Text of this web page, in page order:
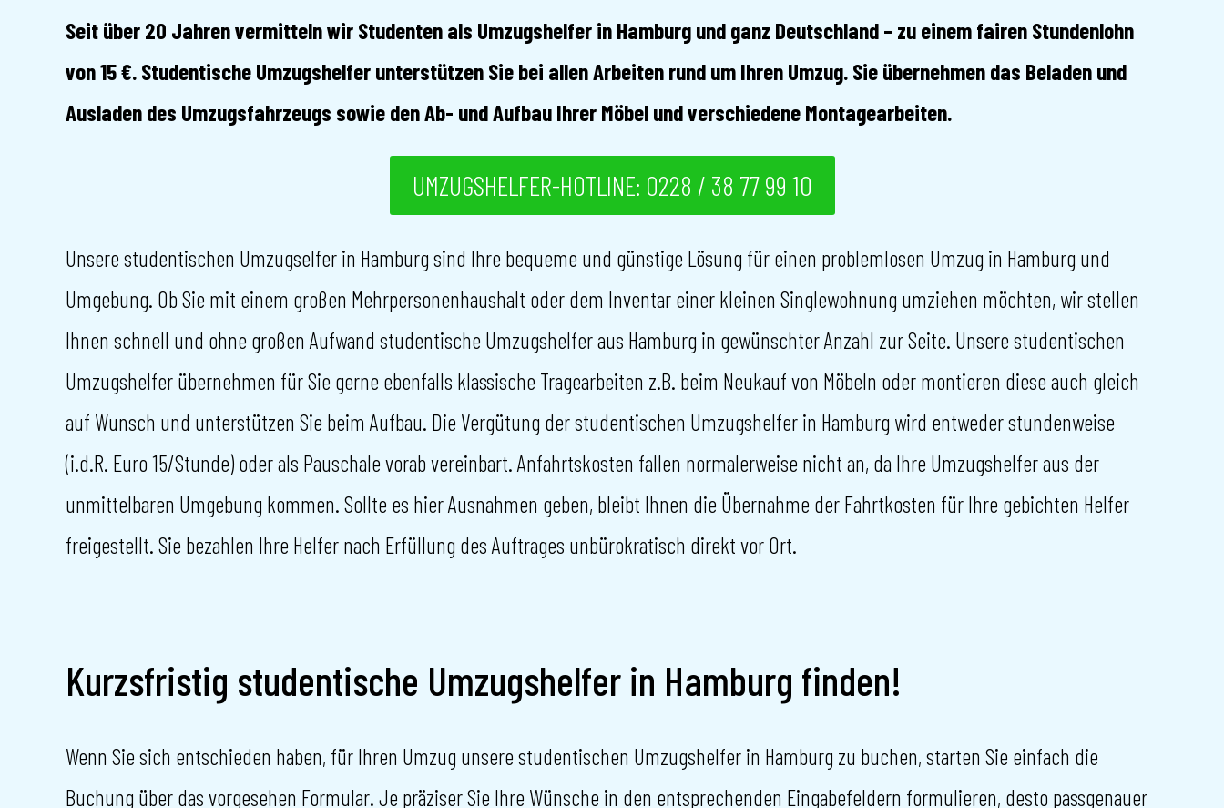
Seit über 20 Jahren vermitteln wir Studenten als Umzugshelfer in Hamburg und ganz Deutschland – zu einem fairen Stundenlohn
von 15 €. Studentische Umzugshelfer unterstützen Sie bei allen Arbeiten rund um Ihren Umzug. Sie übernehmen das Beladen und
Ausladen des Umzugsfahrzeugs sowie den Ab- und Aufbau Ihrer Möbel und verschiedene Montagearbeiten.
UMZUGSHELFER-HOTLINE: 0228 / 38 77 99 10
Unsere studentischen Umzugselfer in Hamburg sind Ihre bequeme und günstige Lösung für einen problemlosen Umzug in Hamburg und
Umgebung. Ob Sie mit einem großen Mehrpersonenhaushalt oder dem Inventar einer kleinen Singlewohnung umziehen möchten, wir stellen
Ihnen schnell und ohne großen Aufwand studentische Umzugshelfer aus Hamburg in gewünschter Anzahl zur Seite. Unsere studentischen
Umzugshelfer übernehmen für Sie gerne ebenfalls klassische Tragearbeiten z.B. beim Neukauf von Möbeln oder montieren diese auch gleich
auf Wunsch und unterstützen Sie beim Aufbau. Die Vergütung der studentischen Umzugshelfer in Hamburg wird entweder stundenweise
(i.d.R. Euro 15/Stunde) oder als Pauschale vorab vereinbart. Anfahrtskosten fallen normalerweise nicht an, da Ihre Umzugshelfer aus der
unmittelbaren Umgebung kommen. Sollte es hier Ausnahmen geben, bleibt Ihnen die Übernahme der Fahrtkosten für Ihre gebichten Helfer
freigestellt. Sie bezahlen Ihre Helfer nach Erfüllung des Auftrages unbürokratisch direkt vor Ort.
Kurzsfristig studentische Umzugshelfer in Hamburg finden!
Wenn Sie sich entschieden haben, für Ihren Umzug unsere studentischen Umzugshelfer in Hamburg zu buchen, starten Sie einfach die
Buchung über das vorgesehen Formular. Je präziser Sie Ihre Wünsche in den entsprechenden Eingabefeldern formulieren, desto passgenauer